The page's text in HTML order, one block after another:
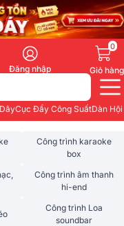
Đăng nhập
0
Giỏ hàng
Cục Đẩy Công SuấtDàn
Công trình karaoke
box
Công trình âm thanh
hi-end
Công trình Loa
soundbar